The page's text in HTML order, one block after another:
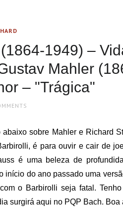
1949) –
Mahler
– "Trágica"
sobre Mahler e Richard
é para ouvir e cair de
é uma beleza de
início do ano passado uma
o Barbirolli seja fatal.
surgirá aqui no PQP Bach. Boa